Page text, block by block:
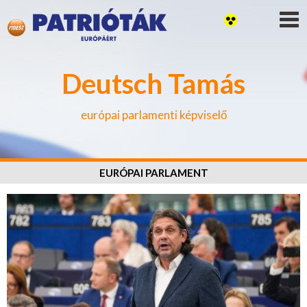
Deutsch Tamás
európai parlamenti képviselő
EURÓPAI PARLAMENT